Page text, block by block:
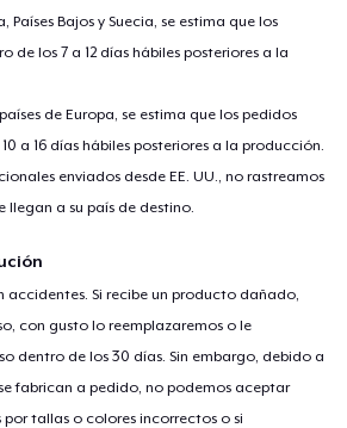
Países Bajos y Suecia, se estima que los
de los 7 a 12 días hábiles posteriores a la
de Europa, se estima que los pedidos
a 16 días hábiles posteriores a la producción.
enviados desde EE. UU., no rastreamos
llegan a su país de destino.
accidentes. Si recibe un producto dañado,
con gusto lo reemplazaremos o le
dentro de los 30 días. Sin embargo, debido a
fabrican a pedido, no podemos aceptar
tallas o colores incorrectos o si